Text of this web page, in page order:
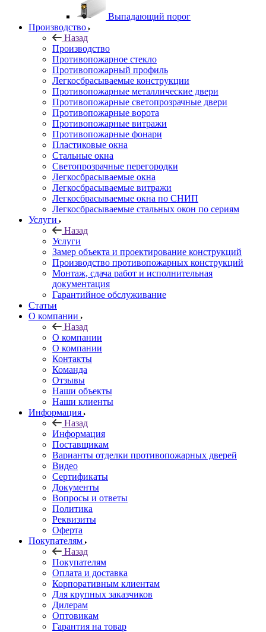
Выпадающий порог
Производство
Назад
Производство
Противопожарное стекло
Противопожарный профиль
Легкосбрасываемые конструкции
Противопожарные металлические двери
Противопожарные светопрозрачные двери
Противопожарные ворота
Противопожарные витражи
Противопожарные фонари
Пластиковые окна
Стальные окна
Светопрозрачные перегородки
Легкосбрасываемые окна
Легкосбрасываемые витражи
Легкосбрасываемые окна по СНИП
Легкосбрасываемые стальных окон по сериям
Услуги
Назад
Услуги
Замер объекта и проектирование конструкций
Производство противопожарных конструкций
Монтаж, сдача работ и исполнительная
документация
Гарантийное обслуживание
Статьи
О компании
Назад
О компании
О компании
Контакты
Команда
Отзывы
Наши объекты
Наши клиенты
Информация
Назад
Информация
Поставщикам
Варианты отделки противопожарных дверей
Видео
Сертификаты
Документы
Вопросы и ответы
Политика
Реквизиты
Оферта
Покупателям
Назад
Покупателям
Оплата и доставка
Корпоративным клиентам
Для крупных заказчиков
Дилерам
Оптовикам
Гарантия на товар